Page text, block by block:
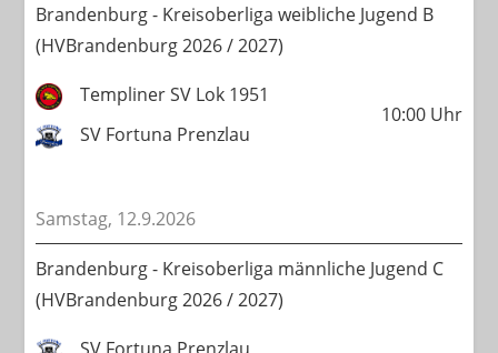
Brandenburg - Kreisoberliga weibliche Jugend B
(HVBrandenburg 2026 / 2027)
Templiner SV Lok 1951
SV Fortuna Prenzlau
10:00Uhr
Samstag, 12.9.2026
Brandenburg - Kreisoberliga männliche Jugend C
(HVBrandenburg 2026 / 2027)